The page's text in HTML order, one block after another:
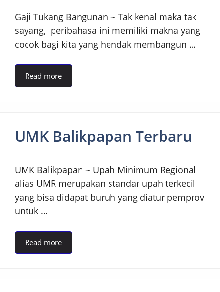
Gaji Tukang Bangunan ~ Tak kenal maka tak
sayang, peribahasa ini memiliki makna yang
cocok bagi kita yang hendak membangun …
Read more
UMK Balikpapan Terbaru
UMK Balikpapan ~ Upah Minimum Regional
alias UMR merupakan standar upah terkecil
yang bisa didapat buruh yang diatur pemprov
untuk …
Read more